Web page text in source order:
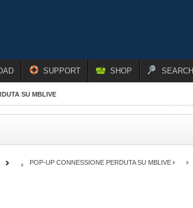
SUPPORT SHOP SEARCH
SU MBLIVE
POP-UP CONNESSIONE PERDUTA SU MBLIVE